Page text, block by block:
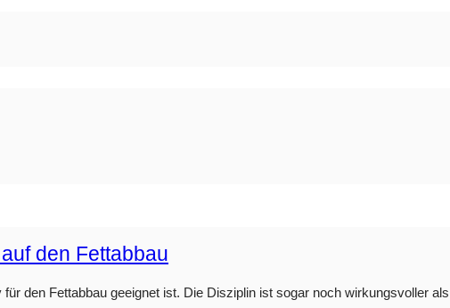
den Fettabbau
den Fettabbau geeignet ist. Die Disziplin ist sogar noch wirkungsvoller